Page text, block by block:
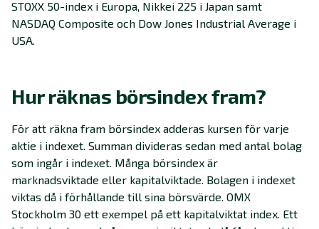
STOXX 50-index i Europa, Nikkei 225 i Japan samt
NASDAQ Composite och Dow Jones Industrial Average i
USA.
Hur räknas börsindex fram?
För att räkna fram börsindex adderas kursen för varje
aktie i indexet. Summan divideras sedan med antal bolag
som ingår i indexet. Många börsindex är
marknadsviktade eller kapitalviktade. Bolagen i indexet
viktas då i förhållande till sina börsvärde. OMX
Stockholm 30 ett exempel på ett kapitalviktat index. Ett